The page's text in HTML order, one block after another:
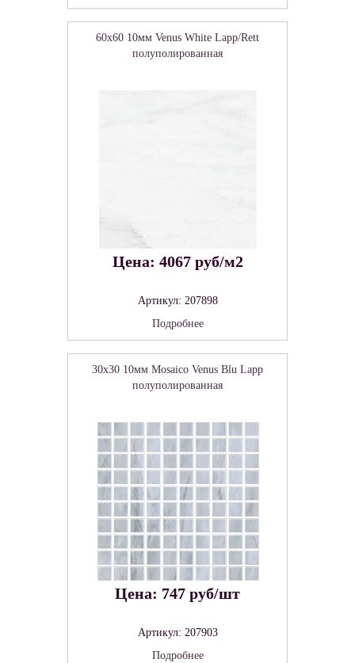
60x60 10мм Venus White Lapp/Rett
полуполированная
Цена: 4067 руб/м2
Артикул: 207898
Подробнее
30x30 10мм Mosaico Venus Blu Lapp
полуполированная
Цена: 747 руб/шт
Артикул: 207903
Подробнее